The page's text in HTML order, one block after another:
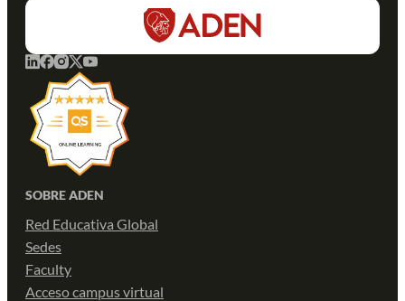
SOBRE ADEN
Red Educativa Global
Sedes
Faculty
Acceso campus virtual